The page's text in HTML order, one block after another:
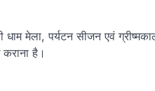
धाम मेला, पर्यटन सीजन एवं
है।